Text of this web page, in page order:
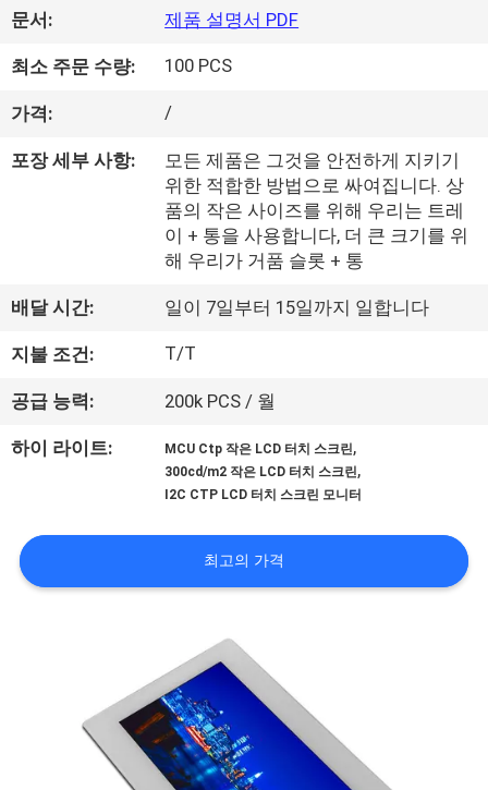
한
것
투
어
품
질
리
문서: 제품 설명서 PDF
최소 주문 수량: 100 PCS
가격: /
포장 세부 사항:
모든 제품은 그것을 안전하게 지키기
위한 적합한 방법으로 싸여집니다. 상
품의 작은 사이즈를 위해 우리는 트레
이 + 통을 사용합니다, 더 큰 크기를 위
해 우리가 거품 슬롯 + 통
배달 시간: 일이 7일부터 15일까지 일합니다
지불 조건: T/T
공급 능력: 200k PCS / 월
하이 라이트: MCU Ctp 작은 LCD 터치 스크린,
300cd/m2 작은 LCD 터치 스크린,
I2C CTP LCD 터치 스크린 모니터
최고의 가격